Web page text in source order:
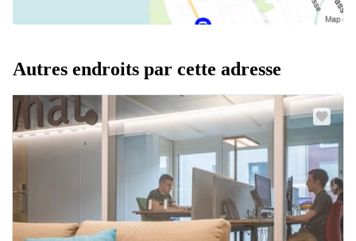
Autres endroits par cette adresse